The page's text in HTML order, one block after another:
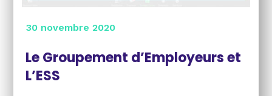
30 novembre 2020
Le Groupement d’Employeurs et
L’ESS